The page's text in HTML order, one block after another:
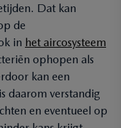
Dat kan
de
in het aircosysteem
ophopen als
kan een
daarom verstandig
en eventueel op